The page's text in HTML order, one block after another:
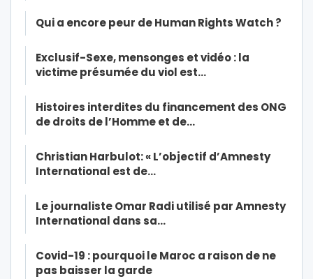
Qui a encore peur de Human Rights Watch ?
Exclusif-Sexe, mensonges et vidéo : la
victime présumée du viol est…
Histoires interdites du financement des ONG
de droits de l’Homme et de…
Christian Harbulot: « L’objectif d’Amnesty
International est de…
Le journaliste Omar Radi utilisé par Amnesty
International dans sa…
Covid-19 : pourquoi le Maroc a raison de ne
pas baisser la garde